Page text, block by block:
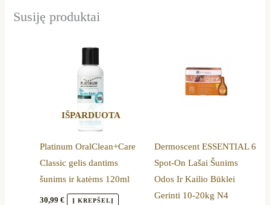
Susiję produktai
IŠPARDUOTA
Platinum OralClean+Care
Classic gelis dantims
šunims ir katėms 120ml
30,99€ Į KREPŠELĮ
Dermoscent ESSENTIAL 6
Spot-On Lašai Šunims
Odos Ir Kailio Būklei
Gerinti 10-20kg N4